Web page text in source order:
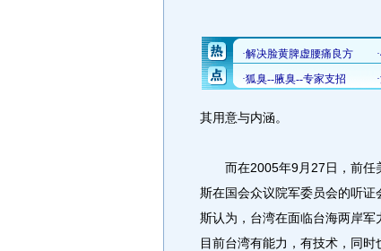
其用意与内涵。
而在2005年9月27日，前任
斯在国会众议院军委员会的听
斯认为，台湾在面临台海两岸军
目前台湾有能力，有技术，同时